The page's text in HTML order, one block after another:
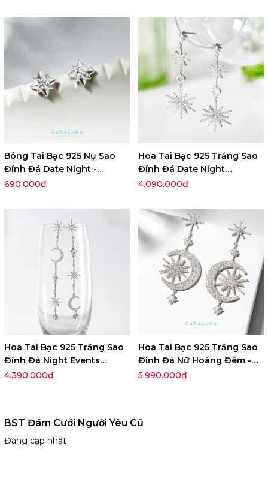
Bông Tai Bạc 925 Nụ Sao
Đính Đá Date Night -
Aphrodite - VYE40
690.000₫
Hoa Tai Bạc 925 Trăng Sao
Đính Đá Date Night
Aphrodite - VYE38
4.090.000₫
Hoa Tai Bạc 925 Trăng Sao
Đính Đá Night Events
Aphrodite - VYE36
4.390.000₫
Hoa Tai Bạc 925 Trăng Sao
Đính Đá Nữ Hoàng Đêm -
Aphrodite - VYE35
5.990.000₫
BST Đám Cưới Người Yêu Cũ
Đang cập nhật